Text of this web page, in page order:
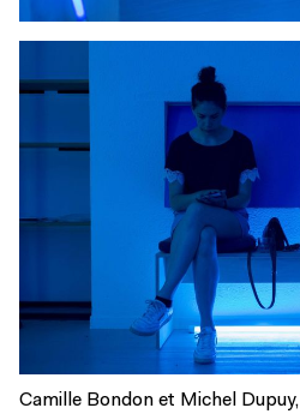
Camille Bondon et Michel Dupuy,